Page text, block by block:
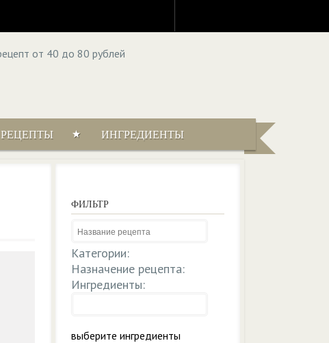
РЕЦЕПТЫ ИНГРЕДИЕНТЫ
ФИЛЬТР
Категории:
Назначение рецепта:
Ингредиенты:
выберите ингредиенты